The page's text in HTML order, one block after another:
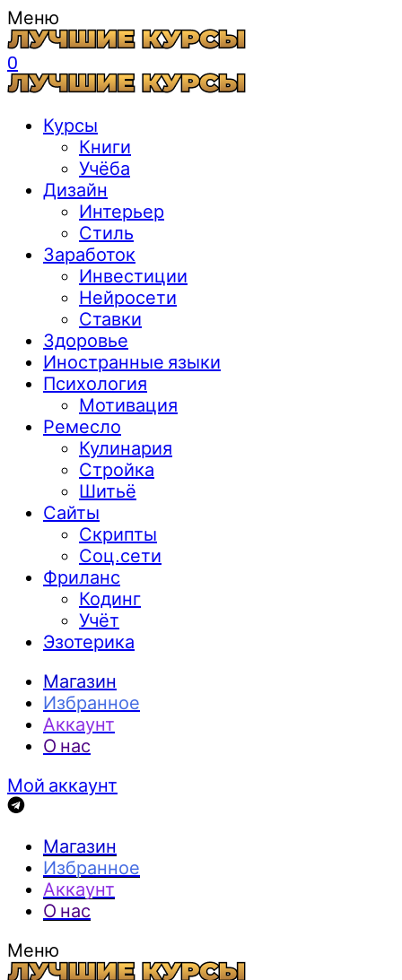
Меню
0
Курсы
Книги
Учёба
Дизайн
Интерьер
Стиль
Заработок
Инвестиции
Нейросети
Ставки
Здоровье
Иностранные языки
Психология
Мотивация
Ремесло
Кулинария
Стройка
Шитьё
Сайты
Скрипты
Соц.сети
Фриланс
Кодинг
Учёт
Эзотерика
Магазин
Избранное
Аккаунт
О нас
Мой аккаунт
Магазин
Избранное
Аккаунт
О нас
Меню